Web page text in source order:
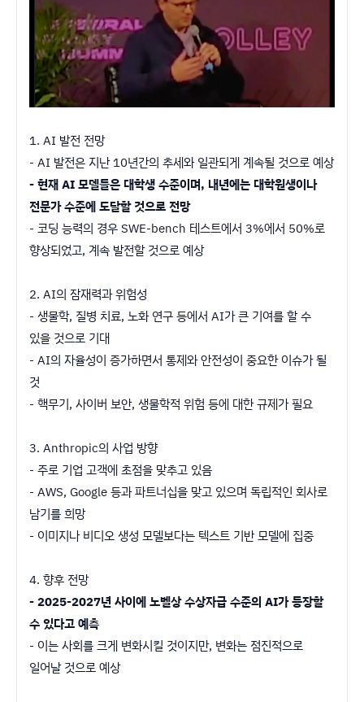
1. AI 발전 전망
- AI 발전은 지난 10년간의 추세와 일관되게 계속될 것으로 예상
- 현재 AI 모델들은 대학생 수준이며, 내년에는 대학원생이나
전문가 수준에 도달할 것으로 전망
- 코딩 능력의 경우 SWE-bench 테스트에서 3%에서 50%로
향상되었고, 계속 발전할 것으로 예상
2. AI의 잠재력과 위험성
- 생물학, 질병 치료, 노화 연구 등에서 AI가 큰 기여를 할 수
있을 것으로 기대
- AI의 자율성이 증가하면서 통제와 안전성이 중요한 이슈가 될
것
- 핵무기, 사이버 보안, 생물학적 위험 등에 대한 규제가 필요
3. Anthropic의 사업 방향
- 주로 기업 고객에 초점을 맞추고 있음
- AWS, Google 등과 파트너십을 맞고 있으며 독립적인 회사로
남기를 희망
- 이미지나 비디오 생성 모델보다는 텍스트 기반 모델에 집중
4. 향후 전망
- 2025-2027년 사이에 노벨상 수상자급 수준의 AI가 등장할
수 있다고 예측
- 이는 사회를 크게 변화시킬 것이지만, 변화는 점진적으로
일어날 것으로 예상